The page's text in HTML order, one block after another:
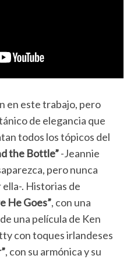
en este trabajo, pero
de elegancia que
todos los tópicos del
the Bottle”-Jeannie
pero nunca
. Historias de
He Goes”, con una
una película de Ken
con toques irlandeses
, con su armónica y su